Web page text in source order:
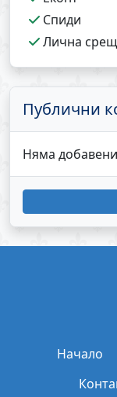
Спиди
Лична
Публични
Няма
Начало